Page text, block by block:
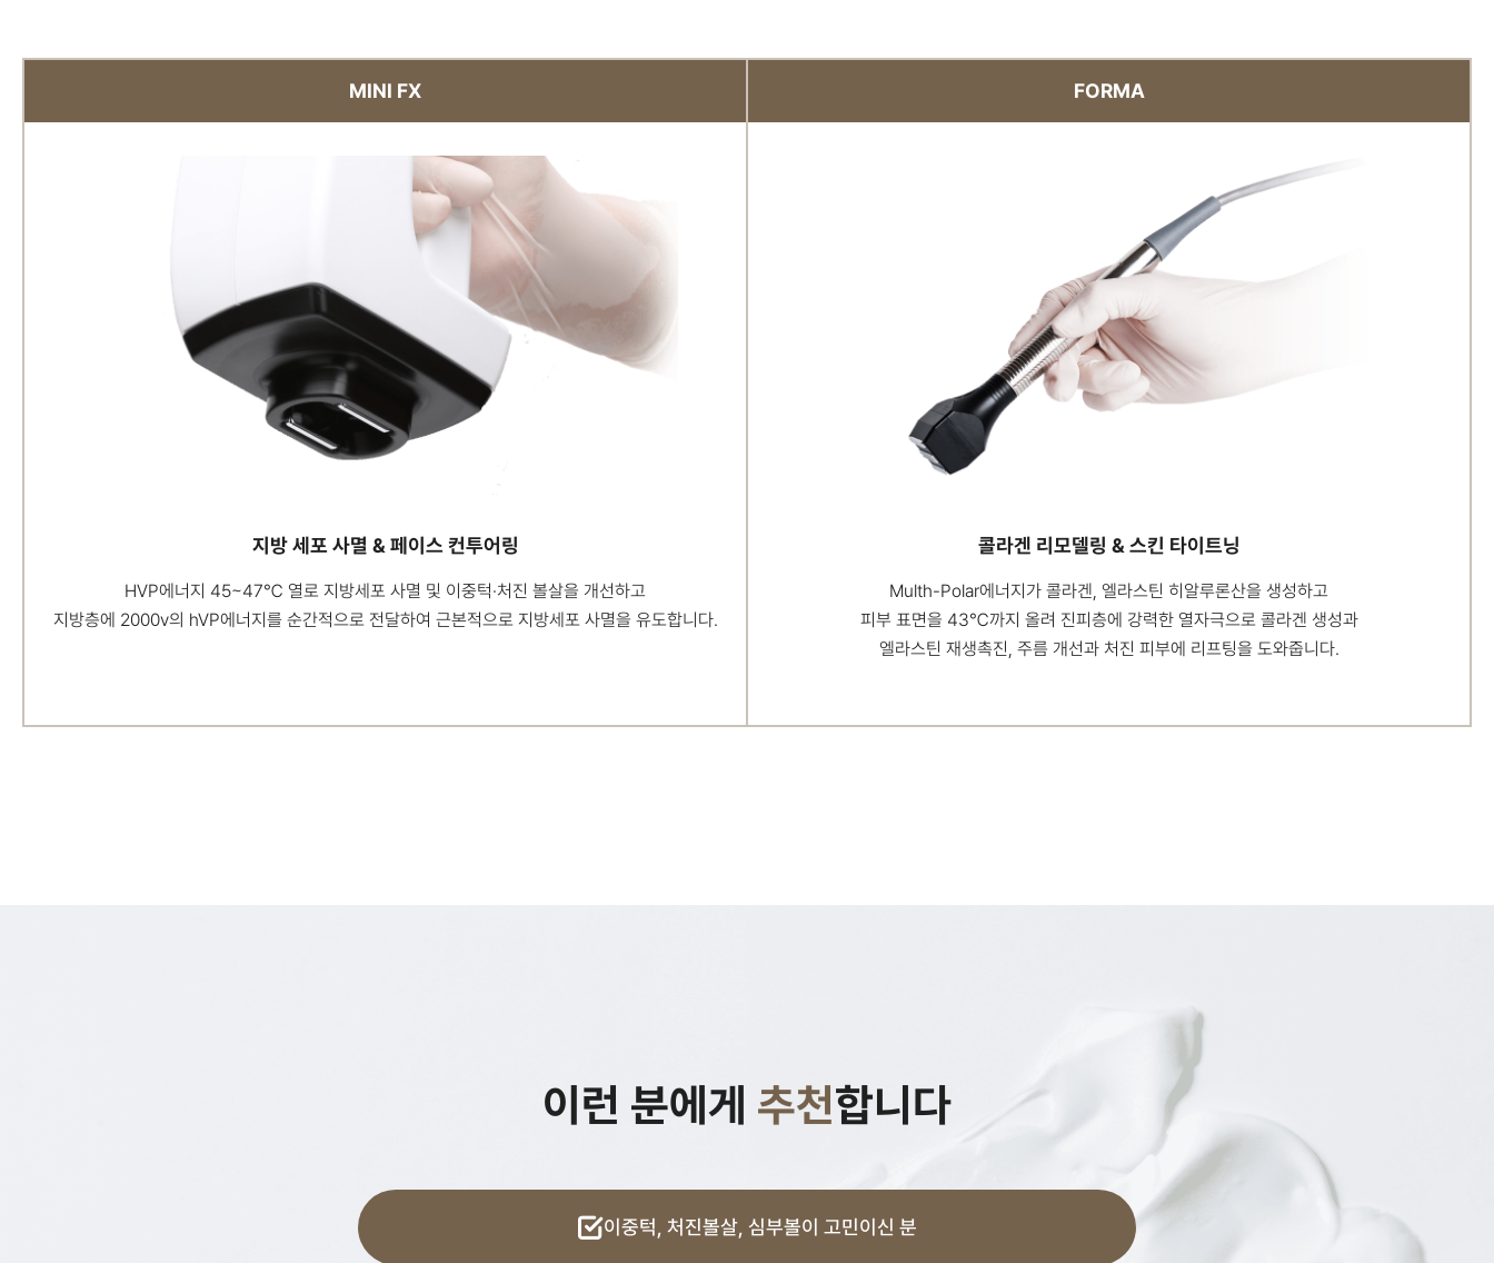
MINI FX
지방 세포 사멸 & 페이스 컨투어링
HVP에너지 45~47℃ 열로 지방세포 사멸 및 이중턱·처진 볼살을 개선하고
지방층에 2000v의 hVP에너지를순간적으로 전달하여 근본적으로 지방세포 사멸을 유도합니다.
FORMA
콜라겐 리모델링 & 스킨 타이트닝
Multh-Polar에너지가 콜라겐, 엘라스틴 히알루론산을 생성하고
피부 표면을 43℃까지 올려 진피층에 강력한 열자극으로 콜라겐 생성과
엘라스틴 재생촉진, 주름 개선과 처진 피부에 리프팅을 도와줍니다.
이런 분에게 추천합니다
이중턱, 처진볼살, 심부볼이 고민이신 분